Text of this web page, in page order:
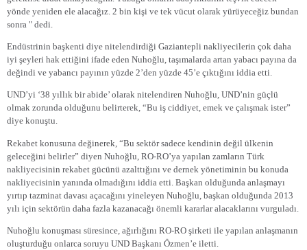
yönde yeniden ele alacağız. 2 bin kişi ve tek vücut olarak yürüyeceğiz bundan
sonra " dedi.
Endüstrinin başkenti diye nitelendirdiği Gaziantepli nakliyecilerin çok daha
iyi şeyleri hak ettiğini ifade eden Nuhoğlu, taşımalarda artan yabacı payına da
değindi ve yabancı payının yüzde 2’den yüzde 45’e çıktığını iddia etti.
UND’yi ‘38 yıllık bir abide’ olarak nitelendiren Nuhoğlu, UND’nin güçlü
olmak zorunda olduğunu belirterek, “Bu iş ciddiyet, emek ve çalışmak ister”
diye konuştu.
Rekabet konusuna değinerek, “Bu sektör sadece kendinin değil ülkenin
geleceğini belirler” diyen Nuhoğlu, RO-RO’ya yapılan zamların Türk
nakliyecisinin rekabet gücünü azalttığını ve dernek yönetiminin bu konuda
nakliyecisinin yanında olmadığını iddia etti. Başkan olduğunda anlaşmayı
yırtıp tazminat davası açacağını yineleyen Nuhoğlu, başkan olduğunda 2013
yılı için sektörün daha fazla kazanacağı önemli kararlar alacaklarını vurguladı.
Nuhoğlu konuşması süresince, ağırlığını RO-RO şirketi ile yapılan anlaşmanın
oluşturduğu onlarca soruyu UND Başkanı Özmen’e iletti.